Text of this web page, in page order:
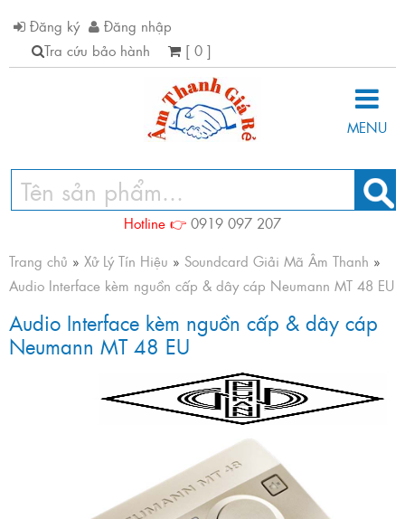
Đăng ký
Đăng nhập
Tra cứu bảo hành
[ 0 ]
MENU
Hotline 👉 0919 097 207
Trang chủ » Xử Lý Tín Hiệu » Soundcard Giải Mã Âm Thanh »
Audio Interface kèm nguồn cấp & dây cáp Neumann MT 48 EU
Audio Interface kèm nguồn cấp & dây cáp
Neumann MT 48 EU